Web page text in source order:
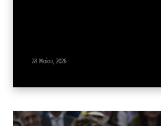
28 Μαΐου, 2026